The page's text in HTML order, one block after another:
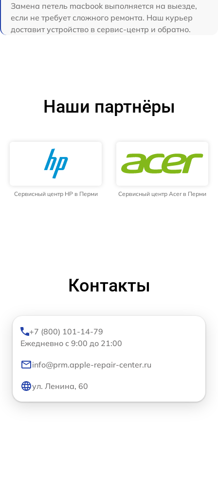
Замена петель macbook выполняется на выезде,
если не требует сложного ремонта. Наш курьер
доставит устройство в сервис-центр и обратно.
Наши партнёры
Сервисный центр HP в Перми Сервисный центр Acer в Перми
Контакты
+7 (800) 101-14-79
Ежедневно с 9:00 до 21:00
info@prm.apple-repair-center.ru
ул. Ленина, 60